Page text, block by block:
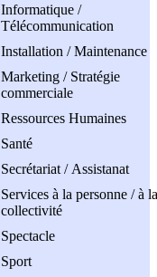
Informatique /
Télécommunication
Installation / Maintenance
Marketing / Stratégie
commerciale
Ressources Humaines
Santé
Secrétariat / Assistanat
Services à la personne / à la
collectivité
Spectacle
Sport